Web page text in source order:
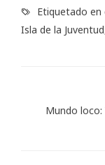
Etiquetado en
Isla de la Juventud
Mundo